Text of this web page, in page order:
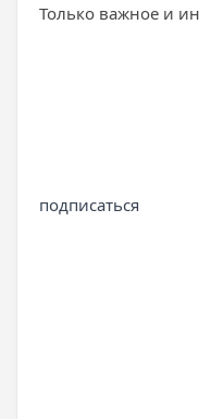
Только важное и
подписаться